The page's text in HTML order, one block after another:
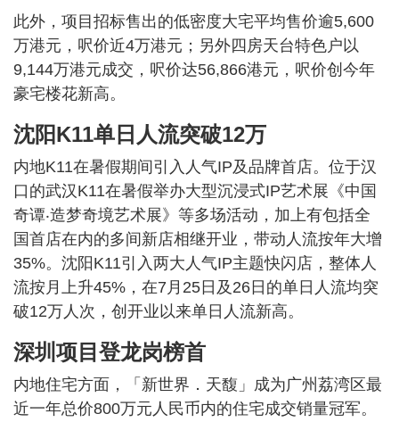
此外，项目招标售出的低密度大宅平均售价逾5,600
万港元，呎价近4万港元；另外四房天台特色户以
9,144万港元成交，呎价达56,866港元，呎价创今年
豪宅楼花新高。
沈阳K11单日人流突破12万
内地K11在暑假期间引入人气IP及品牌首店。位于汉
口的武汉K11在暑假举办大型沉浸式IP艺术展《中国
奇谭‧造梦奇境艺术展》等多场活动，加上有包括全
国首店在内的多间新店相继开业，带动人流按年大增
35%。沈阳K11引入两大人气IP主题快闪店，整体人
流按月上升45%，在7月25日及26日的单日人流均突
破12万人次，创开业以来单日人流新高。
深圳项目登龙岗榜首
内地住宅方面，「新世界．天馥」成为广州荔湾区最
近一年总价800万元人民币内的住宅成交销量冠军。